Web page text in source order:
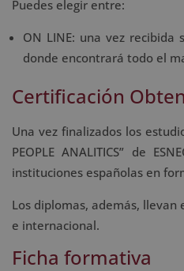
Puedes elegir entre:
ON LINE: una vez recibida
donde encontrará todo el
Certificación
Una vez finalizados los
PEOPLE ANALITICS” de
instituciones españolas en
Los diplomas, además,
e internacional.
Ficha formativa